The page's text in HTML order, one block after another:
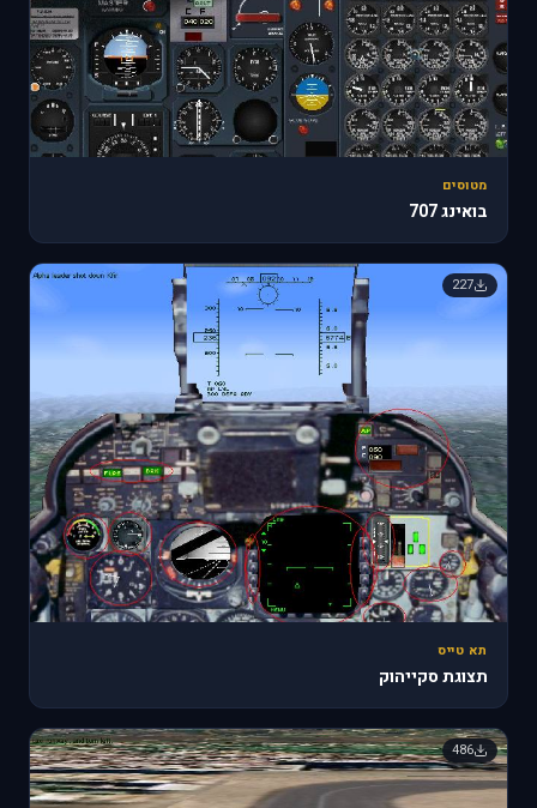
מטוסים
בואינג 707
227
תא טייס
תצוגת סקייהוק
486